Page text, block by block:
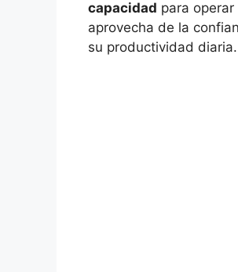
capacidad para
aprovecha de la
su productividad diaria.